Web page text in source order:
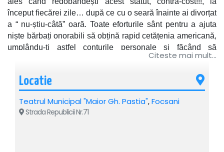
început fiecărei zile… după ce cu o seară înainte ai divorțat
a “ nu-știu-câtă” oară. Toate eforturile sânt pentru a ajuta
niște bărbați onorabili să obțină rapid cetățenia americană,
umplându-ți astfel conturile personale și făcând să
prospere firma care te-a angajat ca NEVASTĂ DE
Personajele pitorești care apar în peisaj: italieni, greci,
americani, o tânără suedeză punkistă, chiar și un român pe
post de rudă permanentă a tuturor însurățeilor, sporesc
gradul de dificultate al încurcăturilor amuzante, mai ale că
Citeste mai mult...
Locatie
Teatrul Municipal "Maior Gh. Pastia",Focsani
Strada Republicii Nr.71